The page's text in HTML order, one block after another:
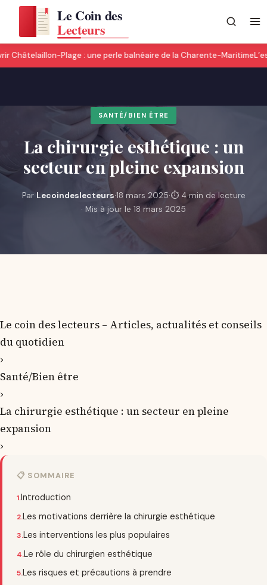
Châtelaillon-Plage : une perle balnéaire de la Charente-Maritime
SANTÉ/BIEN ÊTRE
La chirurgie esthétique : un
secteur en pleine expansion
Par Lecoindeslecteurs·18 mars 2025·⏱ 4 min de lecture
· Mis à jour le 18 mars 2025
Le coin des lecteurs – Articles, actualités et conseils
du quotidien
›
Santé/Bien être
›
La chirurgie esthétique : un secteur en pleine
expansion
›
📋 SOMMAIRE
Introduction
Les motivations derrière la chirurgie esthétique
Les interventions les plus populaires
Le rôle du chirurgien esthétique
Les risques et précautions à prendre